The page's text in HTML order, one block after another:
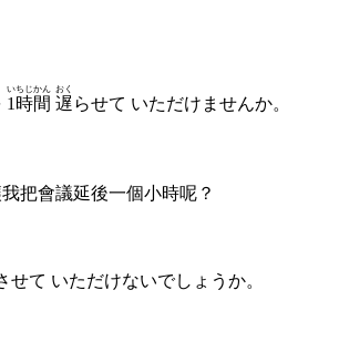
1時間
いちじかん
遅
おく
らせて いただけませんか。
把會議延後一個小時呢？
せて いただけないでしょうか。